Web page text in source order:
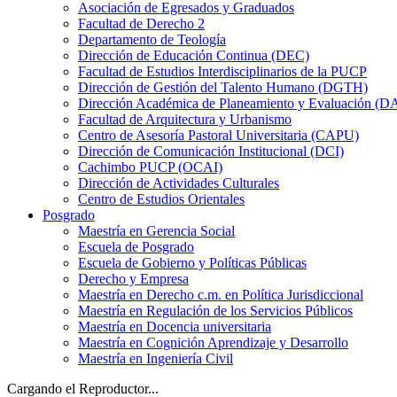
Asociación de Egresados y Graduados
Facultad de Derecho 2
Departamento de Teología
Dirección de Educación Continua (DEC)
Facultad de Estudios Interdisciplinarios de la PUCP
Dirección de Gestión del Talento Humano (DGTH)
Dirección Académica de Planeamiento y Evaluación
Facultad de Arquitectura y Urbanismo
Centro de Asesoría Pastoral Universitaria (CAPU)
Dirección de Comunicación Institucional (DCI)
Cachimbo PUCP (OCAI)
Dirección de Actividades Culturales
Centro de Estudios Orientales
Posgrado
Maestría en Gerencia Social
Escuela de Posgrado
Escuela de Gobierno y Políticas Públicas
Derecho y Empresa
Maestría en Derecho c.m. en Política Jurisdiccional
Maestría en Regulación de los Servicios Públicos
Maestría en Docencia universitaria
Maestría en Cognición Aprendizaje y Desarrollo
Maestría en Ingeniería Civil
Cargando el Reproductor...